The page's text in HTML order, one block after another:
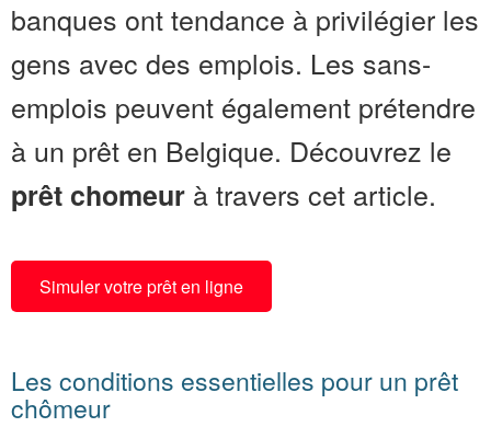
banques ont tendance à privilégier les
gens avec des emplois. Les sans-
emplois peuvent également prétendre
à un prêt en Belgique. Découvrez le
prêt chomeur à travers cet article.
Simuler votre prêt en ligne
Les conditions essentielles pour un prêt
chômeur